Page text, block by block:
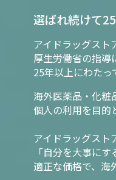
選ばれ続けて25
アイドラッグスト
厚生労働省の指導
25年以上にわたっ
海外医薬品・化粧
個人の利用を目的
アイドラッグスト
「自分を大事に
適正な価格で、海